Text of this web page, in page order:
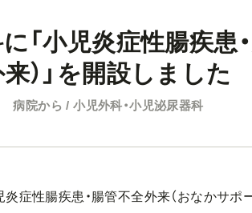
「小児炎症性腸疾患
）」を開設しました
病院から / 小児外科・小児泌尿器科
炎症性腸疾患・腸管不全外来（おなかサポ